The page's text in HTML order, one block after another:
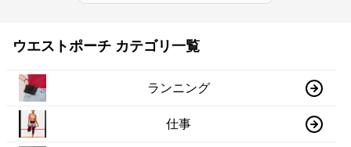
ウエストポーチ カテゴリ一覧
ランニング
仕事